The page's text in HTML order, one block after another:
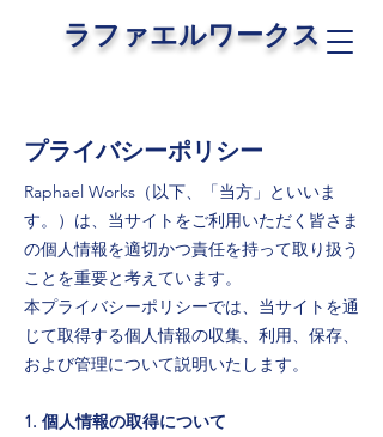
ラファエルワークス
プライバシーポリシー
Raphael Works（以下、「当方」といいま
す。）は、当サイトをご利用いただく皆さま
の個人情報を適切かつ責任を持って取り扱う
ことを重要と考えています。
本プライバシーポリシーでは、当サイトを通
じて取得する個人情報の収集、利用、保存、
および管理について説明いたします。
1. 個人情報の取得について